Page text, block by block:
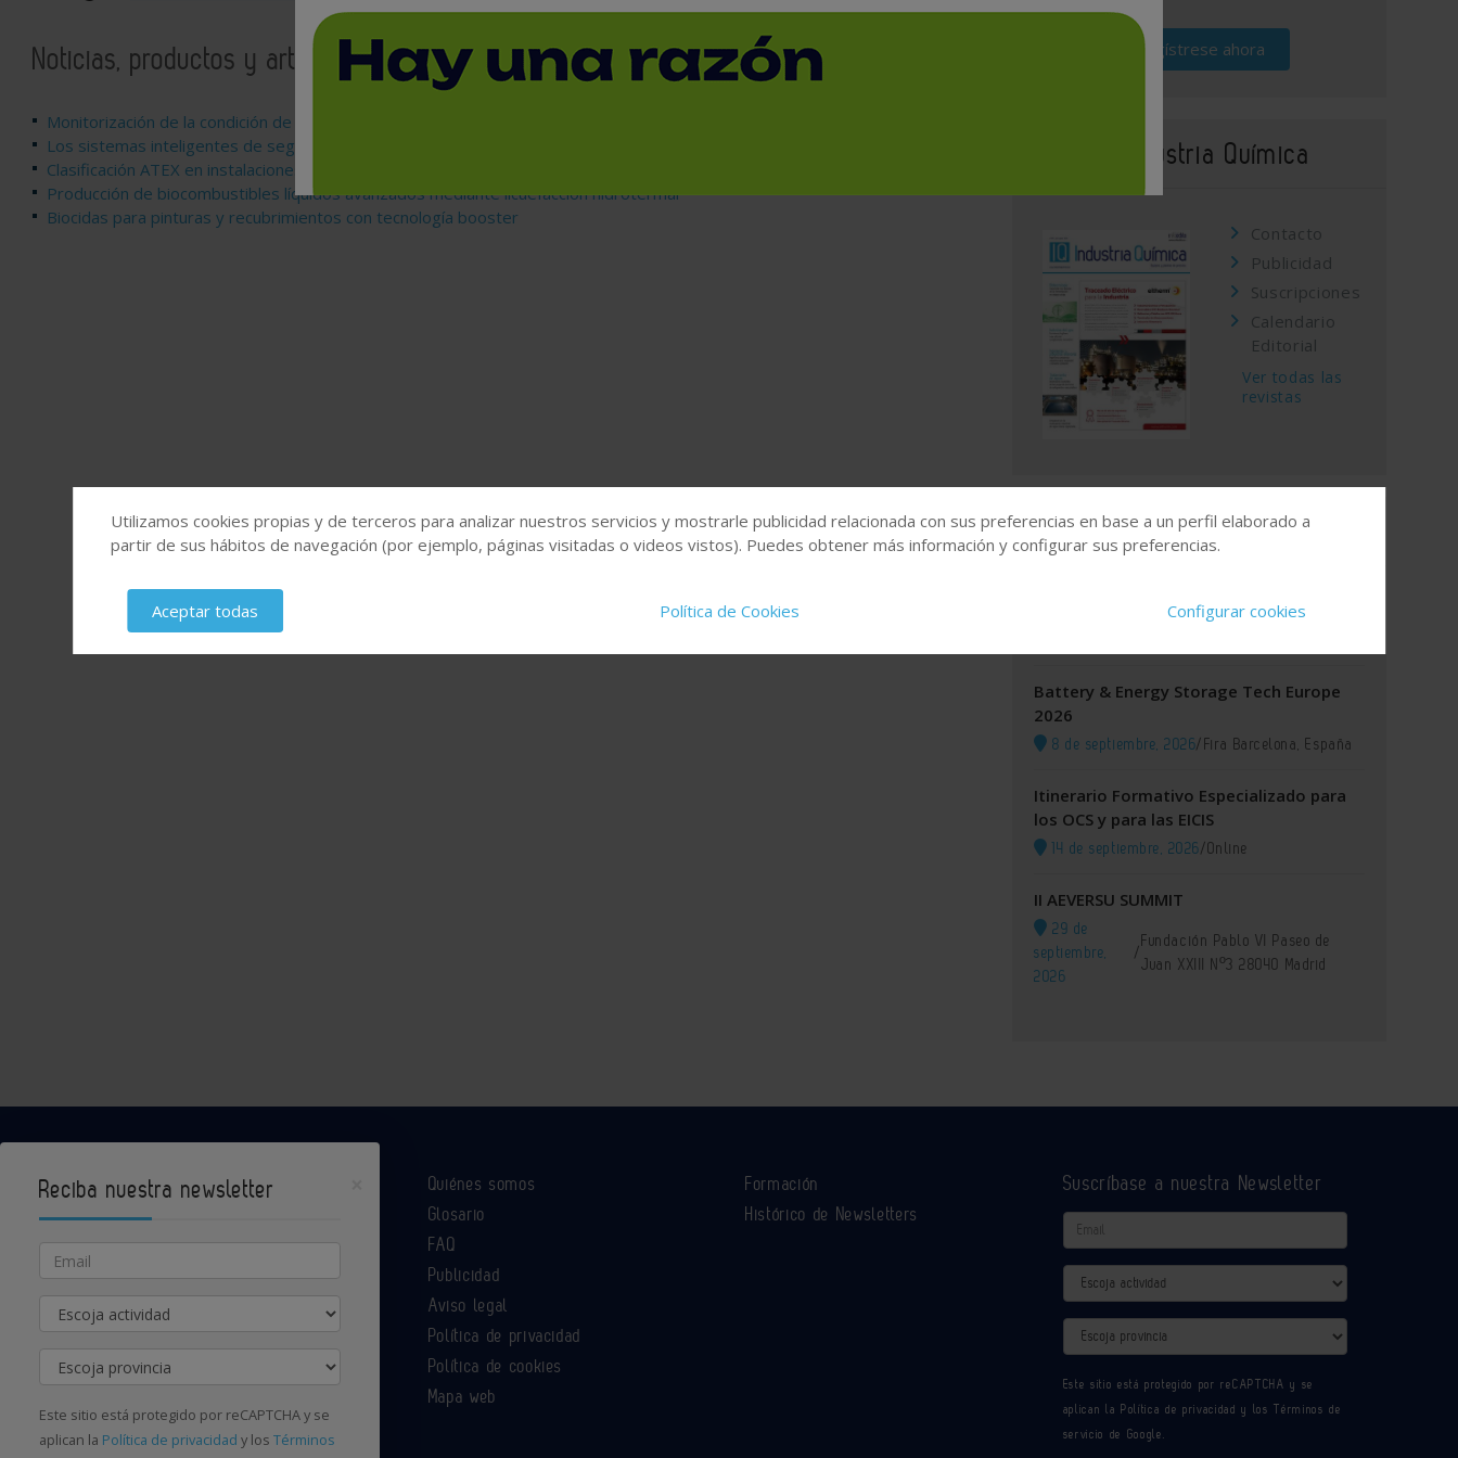
Noticias, productos y artículos relacionados a diciembre 2021
Monitorización de la condición de los rodamientos mediante ultrasonidos
Los sistemas inteligentes de seguridad
Clasificación ATEX en instalaciones de GNL, GLP, GNV, Biogás y H2
Producción de biocombustibles líquidos avanzados mediante licuefacción hidrotermal
Biocidas para pinturas y recubrimientos con tecnología booster
Regístrese ahora
Revista Industria Química
Contacto
Publicidad
Suscripciones
Calendario
Editorial
Ver todas las
revistas
Agenda
XI GREEN IUPAC 2026
Battery & Energy Storage Tech Europe
2026
8 de septiembre, 2026/Fira Barcelona, España
Itinerario Formativo Especializado para
los OCS y para las EICIS
14 de septiembre, 2026/Online
II AEVERSU SUMMIT
29 de
septiembre,
2026
/
Fundación Pablo VI Paseo de
Juan XXIII Nº3 28040 Madrid
Contacte con nosotros
Quiénes somos
Glosario
FAQ
Publicidad
Aviso legal
Política de privacidad
Política de cookies
Mapa web
Formación
Histórico de Newsletters
Suscríbase a nuestra Newsletter
Email
Actividad
Provincia
Este sitio está protegido por reCAPTCHA y se
aplican la Política de privacidad y losTérminos de
servicio de Google.
Utilizamos cookies propias y de terceros para analizar nuestros servicios y mostrarle publicidad relacionada con sus preferencias en base a un perfil elaborado a
partir de sus hábitos de navegación (por ejemplo, páginas visitadas o videos vistos). Puedes obtener más información y configurar sus preferencias.
Aceptar todas Política de Cookies Configurar cookies
Reciba nuestra newsletter
Email
Actividad
Provincia
Este sitio está protegido por reCAPTCHA y se
aplican la Política de privacidad y los Términos